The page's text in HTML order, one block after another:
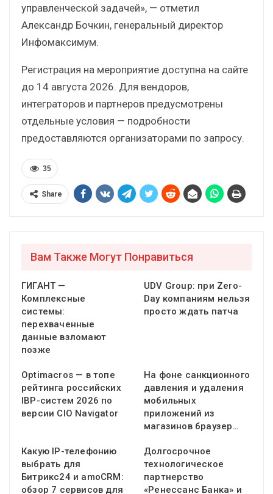
управленческой задачей», — отметил
Александр Бочкин, генеральный директор
Инфомаксимум.
Регистрация на мероприятие доступна на сайте
до 14 августа 2026. Для вендоров,
интеграторов и партнеров предусмотрены
отдельные условия — подробности
предоставляются организаторами по запросу.
35
Share
Вам Также Могут Понравиться
ГИГАНТ —
Комплексные
системы:
перехваченные
данные взломают
позже
UDV Group: при Zero-
Day компаниям нельзя
просто ждать патча
Optimacros — в топе
рейтинга российских
IBP-систем 2026 по
версии CIO Navigator
На фоне санкционного
давления и удаления
мобильных
приложений из
магазинов браузер…
Какую IP-телефонию
выбрать для
Битрикс24 и amoCRM:
обзор 7 сервисов для
Долгосрочное
технологическое
партнерство
«Ренессанс Банка» и